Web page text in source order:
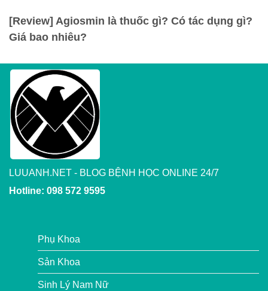
[Review] Agiosmin là thuốc gì? Có tác dụng gì?
Giá bao nhiêu?
LUUANH.NET - BLOG BỆNH HỌC ONLINE 24/7
Hotline: 098 572 9595
Phụ Khoa
Sản Khoa
Sinh Lý Nam Nữ